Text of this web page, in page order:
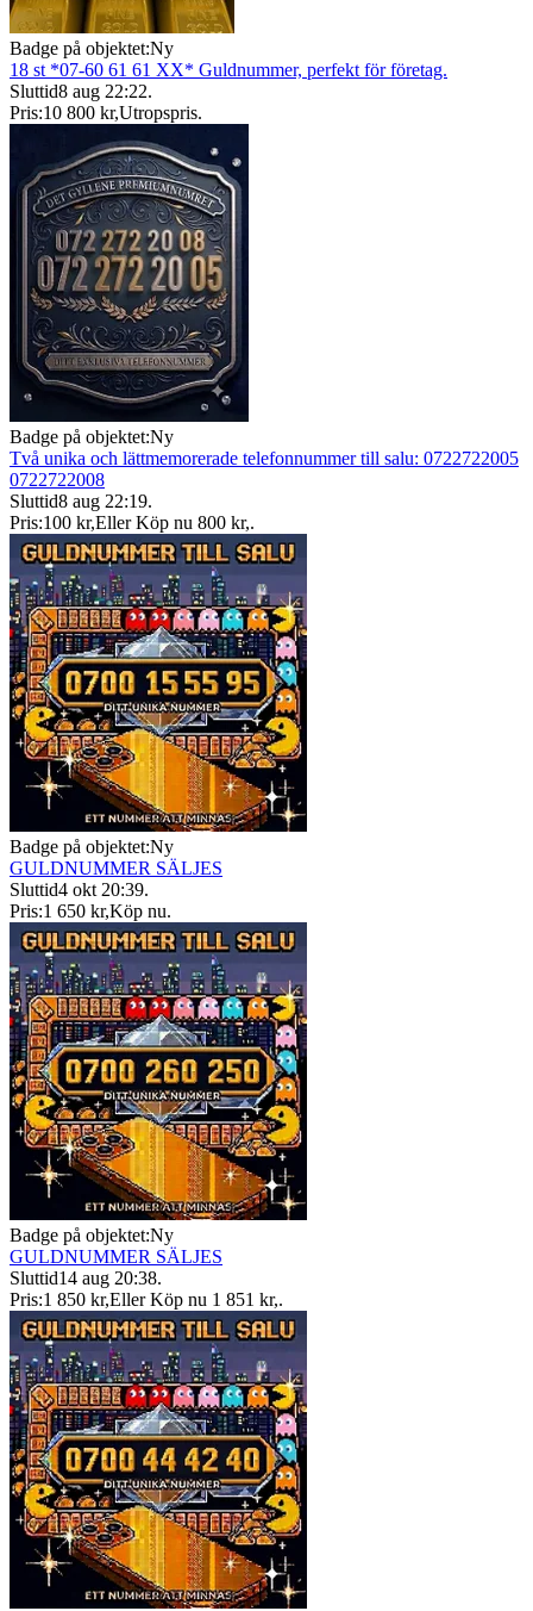
Badge på objektet:Ny
18 st *07-60 61 61 XX* Guldnummer, perfekt för företag.
Sluttid8 aug 22:22.
Pris:10 800 kr,Utropspris.
Badge på objektet:Ny
Två unika och lättmemorerade telefonnummer till salu: 0722722005
0722722008
Sluttid8 aug 22:19.
Pris:100 kr,Eller Köp nu 800 kr,.
Badge på objektet:Ny
GULDNUMMER SÄLJES
Sluttid4 okt 20:39.
Pris:1 650 kr,Köp nu.
Badge på objektet:Ny
GULDNUMMER SÄLJES
Sluttid14 aug 20:38.
Pris:1 850 kr,Eller Köp nu 1 851 kr,.